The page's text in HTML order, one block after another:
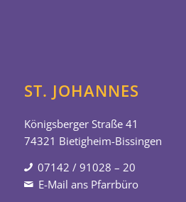
ST. JOHANNES
Königsberger Straße 41
74321 Bietigheim-Bissingen
07142 / 91028 – 20
E-Mail ans Pfarrbüro